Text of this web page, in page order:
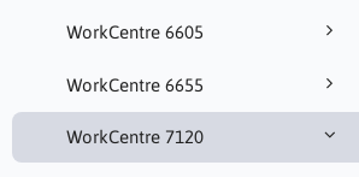
WorkCentre 6605
WorkCentre 6655
WorkCentre 7120